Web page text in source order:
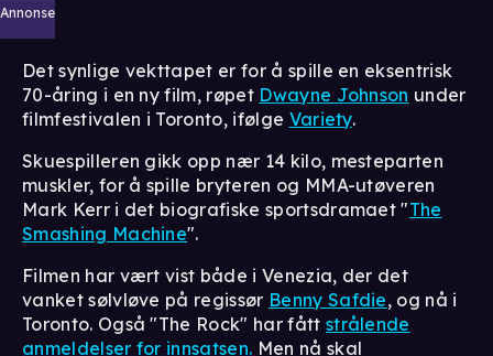
Annonse
Det synlige vekttapet er for å spille en eksentrisk
70-åring i en ny film, røpet Dwayne Johnson under
filmfestivalen i Toronto, ifølge Variety.
Skuespilleren gikk opp nær 14 kilo, mesteparten
muskler, for å spille bryteren og MMA-utøveren
Mark Kerr i det biografiske sportsdramaet "The
Smashing Machine".
Filmen har vært vist både i Venezia, der det
vanket sølvløve på regissør Benny Safdie, og nå i
Toronto. Også "The Rock" har fått strålende
anmeldelser for innsatsen. Men nå skal